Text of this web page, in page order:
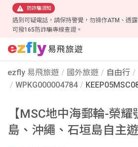
防詐騙須知
遇到可疑電話，請保持警覺，勿操作ATM、透
可撥165防詐騙專線查證。
ezfly 易飛旅遊 國外旅遊 自由行
WPKG000004784
【MSC地中海郵輪-榮耀
島、沖繩、石垣島自主